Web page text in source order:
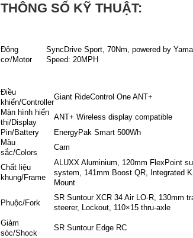
THÔNG SỐ KỸ THUẬT:
Động
cơ/Motor
SyncDrive Sport, 70Nm, powered by
Speed: 20MPH
Điều
khiển/Controller
Giant RideControl One ANT+
Màn hình hiển
thị/Display
ANT+ Wireless display compatible
Pin/Battery
EnergyPak Smart 500Wh
Màu
sắc/Colors
Cam
Chất liệu
khung/Frame
ALUXX Aluminium, 120mm FlexPoint
system, 141mm Boost QR, Integrated
Mount
Phuộc/Fork
SR Suntour XCR 34 Air LO-R, 130mm
steerer, Lockout, 110×15 thru-axle
Giảm
sóc/Shock
SR Suntour Edge RC